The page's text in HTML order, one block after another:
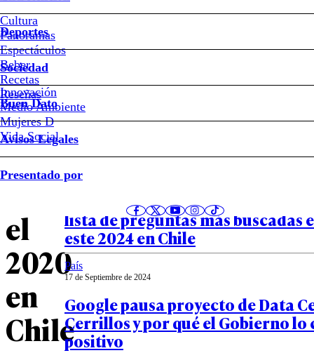
Cultura
Panoramas
Espectáculos
Beber
Recetas
Reseñas
Deportes
Sociedad
Innovación
Medio Ambiente
Mujeres D
Vida Social
Buen Dato
Avisos Legales
Presentado por
lo
más
buscado
en
Google
durante
el
2020
en
Chile
Notas relacionadas
10 de Diciembre de 2024
Desde el mewing hasta el Caso
lista de preguntas más buscadas
este 2024 en Chile
País
17 de Septiembre de 2024
Google pausa proyecto de Data
Cerrillos y por qué el Gobierno lo
positivo